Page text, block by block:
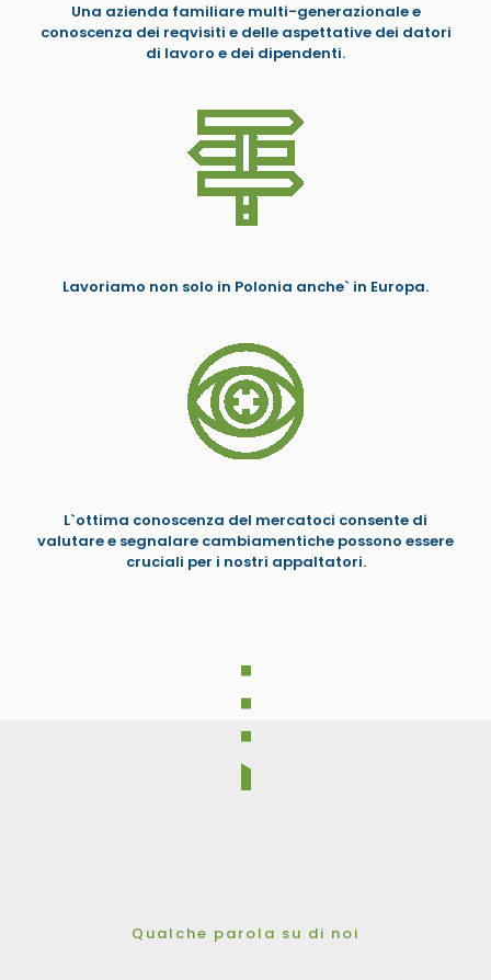
Una azienda familiare multi-generazionale e
conoscenza dei reqvisiti e delle aspettative dei datori
di lavoro e dei dipendenti.
Lavoriamo non solo in Polonia anche` in Europa.
L`ottima conoscenza del mercatoci consente di
valutare e segnalare cambiamentiche possono essere
cruciali per i nostri appaltatori.
Qualche parola su di noi